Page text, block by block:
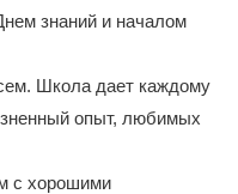
знаний и началом
Школа дает каждому
опыт, любимых
с хорошими